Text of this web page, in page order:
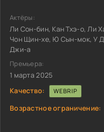
Актёры:
Ли Сон-бин, Кан Тхэ-о, Ли
Чон Щин-хе, Ю Сын-мок, У
Джи-а
Премьера:
1 марта 2025
Качество:
WEBRIP
Возрастное ограничение: